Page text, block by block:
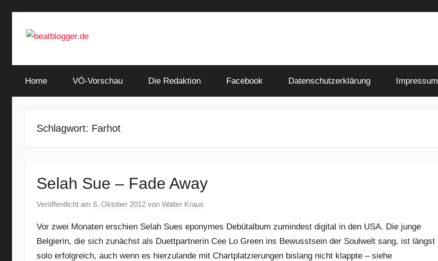
Inhalt
beatblogger.de
and
the
Home VÖ-Vorschau Die Redaktion Facebook Datenschutzerklärung Impressum
Schlagwort: Farhot
Selah Sue – Fade Away
Veröffentlicht am 6. Oktober 2012 von Walter Kraus
Vor zwei Monaten erschien Selah Sues eponymes Debütalbum zumindest digital in den USA. Die junge
Belgierin, die sich zunächst als Duettpartnerin Cee Lo Green ins Bewusstsein der Soulwelt sang, ist längst
solo erfolgreich, auch wenn es hierzulande mit Chartplatzierungen bislang nicht klappte – siehe